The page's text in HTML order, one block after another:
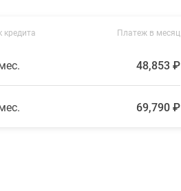
кредита Платеж в месяц
48,853 ₽
69,790 ₽